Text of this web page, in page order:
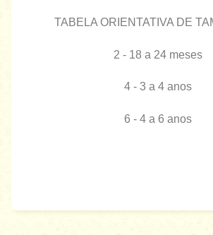
TABELA ORIENTATIVA DE
2 - 18 a 24 meses
4 - 3 a 4 anos
6 - 4 a 6 anos